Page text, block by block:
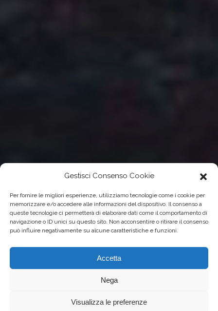
Gestisci Consenso Cookie
Per fornire le migliori esperienze, utilizziamo tecnologie come i cookie per
memorizzare e/o accedere alle informazioni del dispositivo. Il consenso a
queste tecnologie ci permetterà di elaborare dati come il comportamento di
navigazione o ID unici su questo sito. Non acconsentire o ritirare il consenso
può influire negativamente su alcune caratteristiche e funzioni.
Accetta
Nega
Visualizza le preferenze